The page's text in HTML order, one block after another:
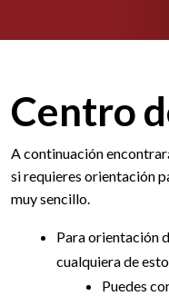
Centro
A continuación
si requieres orientación
muy sencillo.
Para orientación
cualquiera de
Puedes